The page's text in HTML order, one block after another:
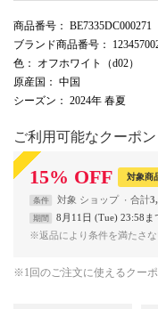
商品番号 ： BE7335DC000271
ブランド商品番号 ：
色 ： オフホワイト（d02）
原産国 ： 中国
シーズン ： 2024年 春夏
ご利用可能なクーポン
15% OFF 対象商
条件 対象 ショップ 合計
期間 8月11日 (Tue) 23:58ま
※返品により条件を満たさ
※1回のご注文に使えるクー